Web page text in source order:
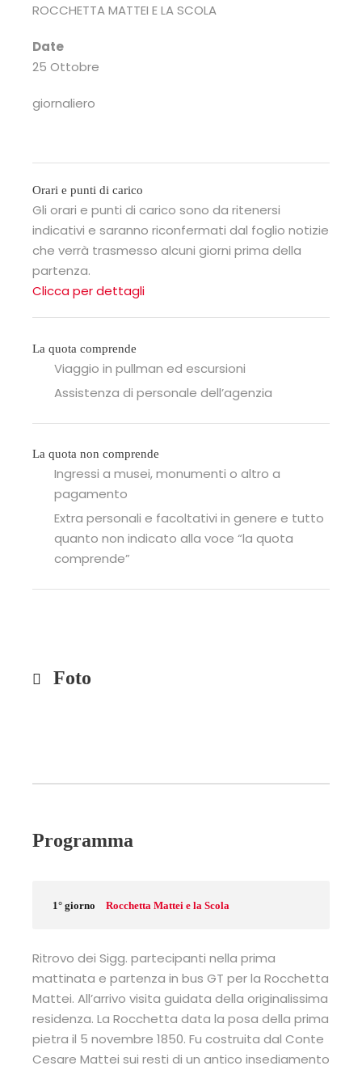
ROCCHETTA MATTEI E LA SCOLA
Date
25 Ottobre
giornaliero
Orari e punti di carico
Gli orari e punti di carico sono da ritenersi
indicativi e saranno riconfermati dal foglio notizie
che verrà trasmesso alcuni giorni prima della
partenza.
Clicca per dettagli
La quota comprende
Viaggio in pullman ed escursioni
Assistenza di personale dell’agenzia
La quota non comprende
Ingressi a musei, monumenti o altro a
pagamento
Extra personali e facoltativi in genere e tutto
quanto non indicato alla voce “la quota
comprende”
Foto
Programma
1° giorno Rocchetta Mattei e la Scola
Ritrovo dei Sigg. partecipanti nella prima
mattinata e partenza in bus GT per la Rocchetta
Mattei. All’arrivo visita guidata della originalissima
residenza. La Rocchetta data la posa della prima
pietra il 5 novembre 1850. Fu costruita dal Conte
Cesare Mattei sui resti di un antico insediamento